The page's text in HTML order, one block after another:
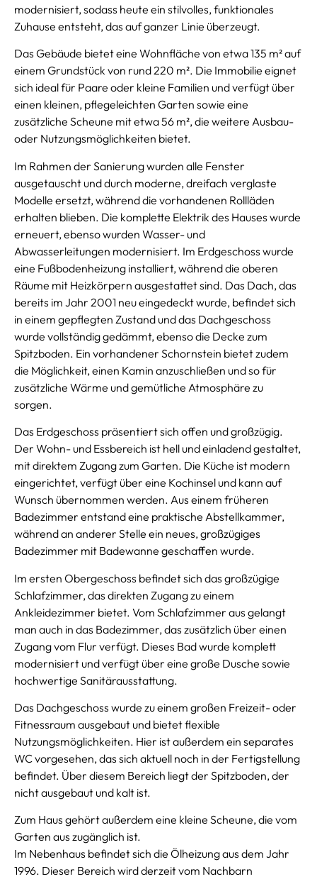
modernisiert, sodass heute ein stilvolles, funktionales
Zuhause entsteht, das auf ganzer Linie überzeugt.
Das Gebäude bietet eine Wohnfläche von etwa 135 m² auf
einem Grundstück von rund 220 m². Die Immobilie eignet
sich ideal für Paare oder kleine Familien und verfügt über
einen kleinen, pflegeleichten Garten sowie eine
zusätzliche Scheune mit etwa 56 m², die weitere Ausbau-
oder Nutzungsmöglichkeiten bietet.
Im Rahmen der Sanierung wurden alle Fenster
ausgetauscht und durch moderne, dreifach verglaste
Modelle ersetzt, während die vorhandenen Rollläden
erhalten blieben. Die komplette Elektrik des Hauses wurde
erneuert, ebenso wurden Wasser- und
Abwasserleitungen modernisiert. Im Erdgeschoss wurde
eine Fußbodenheizung installiert, während die oberen
Räume mit Heizkörpern ausgestattet sind. Das Dach, das
bereits im Jahr 2001 neu eingedeckt wurde, befindet sich
in einem gepflegten Zustand und das Dachgeschoss
wurde vollständig gedämmt, ebenso die Decke zum
Spitzboden. Ein vorhandener Schornstein bietet zudem
die Möglichkeit, einen Kamin anzuschließen und so für
zusätzliche Wärme und gemütliche Atmosphäre zu
sorgen.
Das Erdgeschoss präsentiert sich offen und großzügig.
Der Wohn- und Essbereich ist hell und einladend gestaltet,
mit direktem Zugang zum Garten. Die Küche ist modern
eingerichtet, verfügt über eine Kochinsel und kann auf
Wunsch übernommen werden. Aus einem früheren
Badezimmer entstand eine praktische Abstellkammer,
während an anderer Stelle ein neues, großzügiges
Badezimmer mit Badewanne geschaffen wurde.
Im ersten Obergeschoss befindet sich das großzügige
Schlafzimmer, das direkten Zugang zu einem
Ankleidezimmer bietet. Vom Schlafzimmer aus gelangt
man auch in das Badezimmer, das zusätzlich über einen
Zugang vom Flur verfügt. Dieses Bad wurde komplett
modernisiert und verfügt über eine große Dusche sowie
hochwertige Sanitärausstattung.
Das Dachgeschoss wurde zu einem großen Freizeit- oder
Fitnessraum ausgebaut und bietet flexible
Nutzungsmöglichkeiten. Hier ist außerdem ein separates
WC vorgesehen, das sich aktuell noch in der Fertigstellung
befindet. Über diesem Bereich liegt der Spitzboden, der
nicht ausgebaut und kalt ist.
Zum Haus gehört außerdem eine kleine Scheune, die vom
Garten aus zugänglich ist.
Im Nebenhaus befindet sich die Ölheizung aus dem Jahr
1996. Dieser Bereich wird derzeit vom Nachbarn